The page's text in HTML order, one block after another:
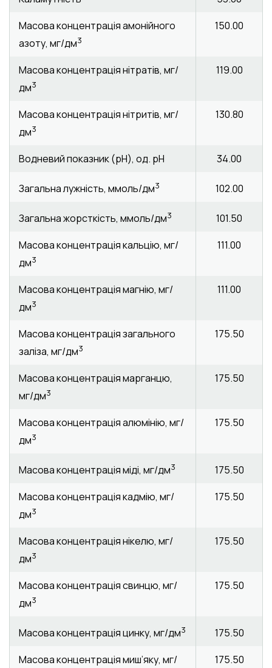
Масова концентрація амонійного
азоту, мг/дм3
150.00
Масова концентрація нітратів, мг/
дм3
119.00
Масова концентрація нітритів, мг/
дм3
130.80
Водневий показник (pH), од. pH 34.00
Загальна лужність, ммоль/дм3 102.00
Загальна жорсткість, ммоль/дм3
101.50
Масова концентрація кальцію, мг/
дм3
111.00
Масова концентрація магнію, мг/
дм3
111.00
Масова концентрація загального
заліза, мг/дм3
175.50
Масова концентрація марганцю,
мг/дм3
175.50
Масова концентрація алюмінію, мг/
дм3
175.50
Масова концентрація міді, мг/дм3
175.50
Масова концентрація кадмію, мг/
дм3
175.50
Масова концентрація нікелю, мг/
дм3
175.50
Масова концентрація свинцю, мг/
дм3
175.50
Масова концентрація цинку, мг/дм3
175.50
Масова концентрація миш’яку, мг/
175.50